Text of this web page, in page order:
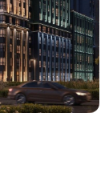
16.04.26, 05:50
16.04.26, 05:50